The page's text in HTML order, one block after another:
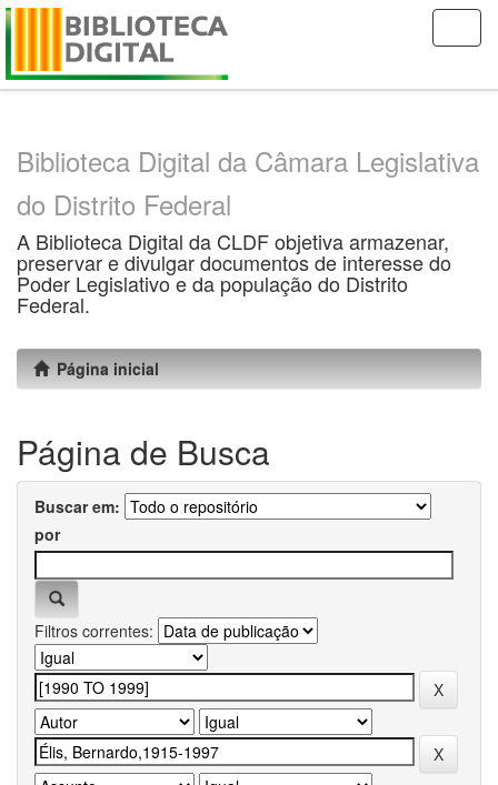
Skip
Biblioteca Digital da Câmara Legislativa
do Distrito Federal
A Biblioteca Digital da CLDF objetiva armazenar,
preservar e divulgar documentos de interesse do
Poder Legislativo e da população do Distrito
Federal.
Página inicial
Página de Busca
Buscar em:
por
Filtros correntes: